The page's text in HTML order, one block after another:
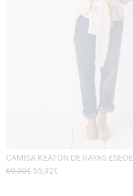
CAMISA KEATON DE RAYAS
69,90€ 55,92€